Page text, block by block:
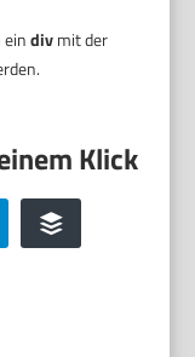
eindivmit der
Buffer